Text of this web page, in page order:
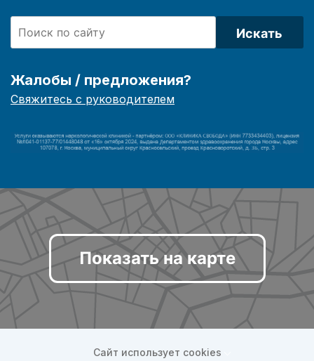
Искать
Жалобы / предложения?
Свяжитесь с руководителем
Показать на карте
Сайт использует cookies